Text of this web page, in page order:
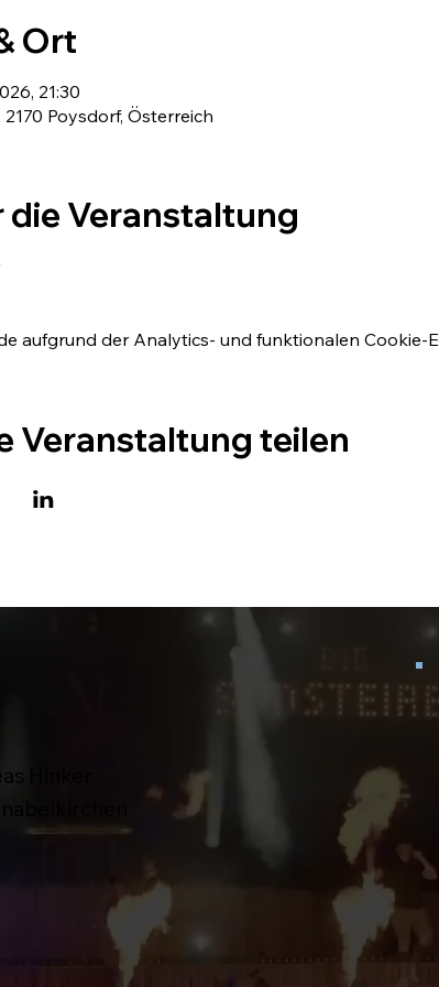
Ort
21:30
2170 Poysdorf, Österreich
die Veranstaltung
Open Air
aufgrund der Analytics- und funktionalen Cookie-
Veranstaltung teilen
Hinker